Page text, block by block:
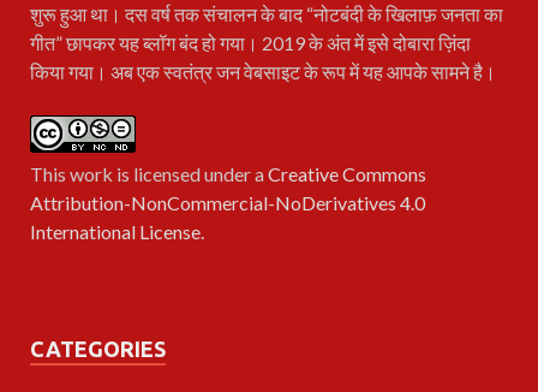
शुरू हुआ था। दस वर्ष तक संचालन के बाद “नोटबंदी के खिलाफ़ जनता का
गीत” छापकर यह ब्लॉग बंद हो गया। 2019 के अंत में इसे दोबारा ज़िंदा
किया गया। अब एक स्वतंत्र जन वेबसाइट के रूप में यह आपके सामने है।
This work is licensed under aCreative Commons
Attribution-NonCommercial-NoDerivatives 4.0
International License.
CATEGORIES